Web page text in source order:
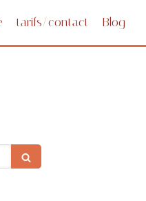
tarifs/contact Blog